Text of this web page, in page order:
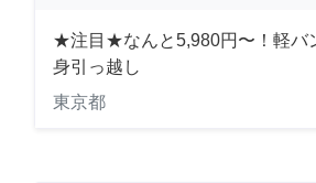
★注目★なんと5,980円〜！軽バ
身引っ越し
東京都